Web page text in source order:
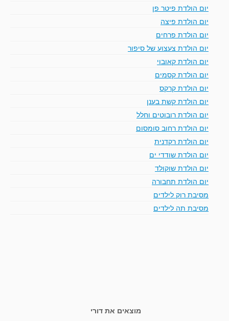
יום הולדת פיטר פן
יום הולדת פיצה
יום הולדת פרחים
יום הולדת צעצוע של סיפור
יום הולדת קאובוי
יום הולדת קסמים
יום הולדת קרקס
יום הולדת קשת בענן
יום הולדת רובוטים וחלל
יום הולדת רחוב סומסום
יום הולדת רקדנית
יום הולדת שודדי ים
יום הולדת שוקולד
יום הולדת תחבורה
מסיבת רוק לילדים
מסיבת תה לילדים
מוצאים את דורי